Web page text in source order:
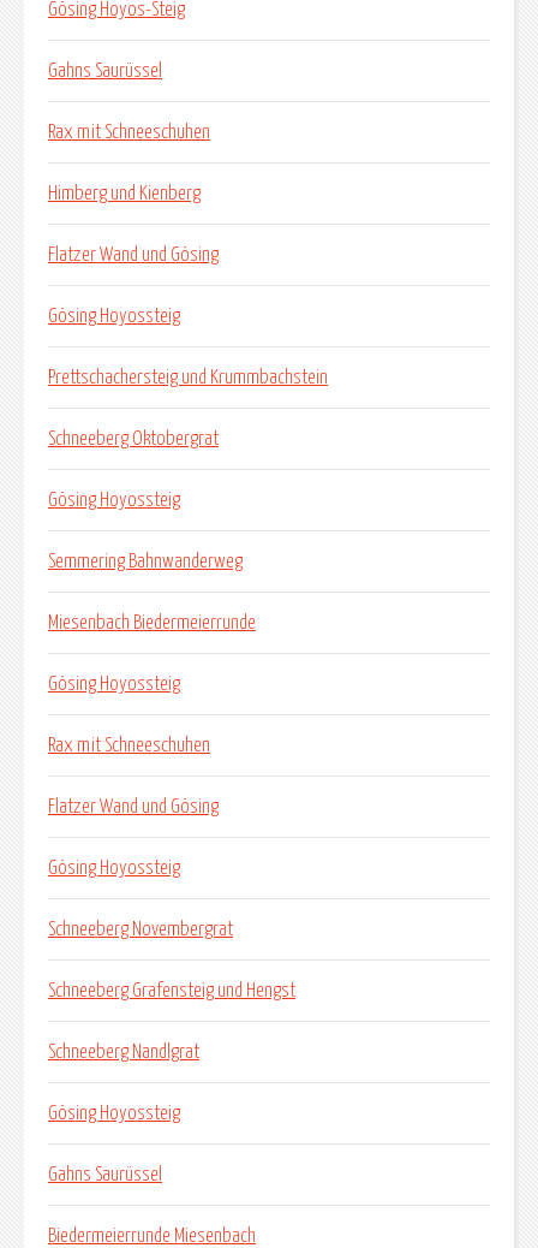
Gösing Hoyos-Steig
Gahns Saurüssel
Rax mit Schneeschuhen
Himberg und Kienberg
Flatzer Wand und Gösing
Gösing Hoyossteig
Prettschachersteig und Krummbachstein
Schneeberg Oktobergrat
Gösing Hoyossteig
Semmering Bahnwanderweg
Miesenbach Biedermeierrunde
Gösing Hoyossteig
Rax mit Schneeschuhen
Flatzer Wand und Gösing
Gösing Hoyossteig
Schneeberg Novembergrat
Schneeberg Grafensteig und Hengst
Schneeberg Nandlgrat
Gösing Hoyossteig
Gahns Saurüssel
Biedermeierrunde Miesenbach